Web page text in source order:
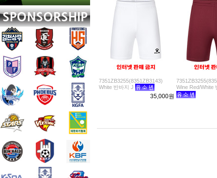
7351ZB3255(8351ZB3143)
White 반바지 J
35,000원
Wine Red/White